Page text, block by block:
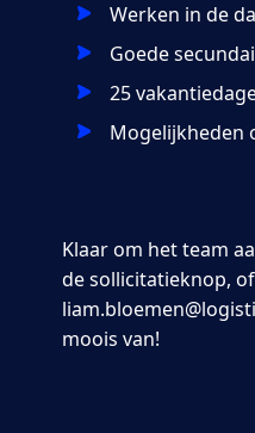
Werken in de
Goede
25
Mogelijkheden
Klaar om het team
de sollicitatieknop,
moois van!